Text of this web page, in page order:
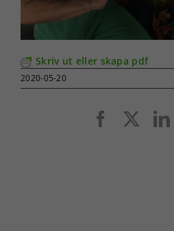
Skriv ut eller skapa pdf
2020-05-20
Facebook